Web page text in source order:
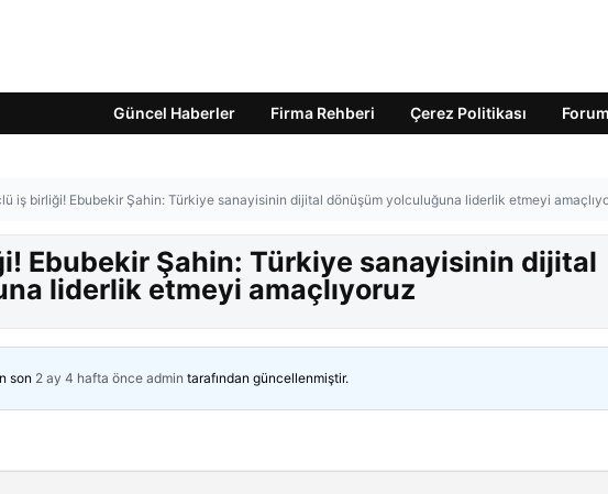
Güncel Haberler Firma Rehberi Çerez Politikası Forum
iş birliği! Ebubekir Şahin: Türkiye sanayisinin dijital dönüşüm yolculuğuna liderlik etmeyi
Ebubekir Şahin: Türkiye sanayisinin dijital
liderlik etmeyi amaçlıyoruz
son 2 ay 4 hafta önce admin tarafından güncellenmiştir.